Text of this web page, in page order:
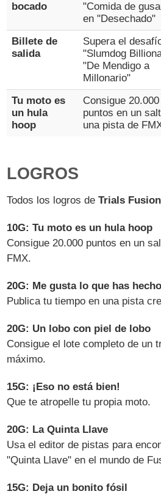
bocado
"Comida de
en "Desechado"
Billete de
salida
Supera el
"Slumdog
"De Mendigo a
Millonario"
Tu moto es
un hula
hoop
Consigue 20.000
puntos en un
una pista de
LOGROS
Todos los logros deTrials Fusion
10G: Tu moto es un hula hoop
Consigue 20.000 puntos en un
FMX.
20G: Me gusta lo que has hecho
Publica tu tiempo en una pista
20G: Un lobo con piel de lobo
Consigue el lote completo de un
máximo.
15G: ¡Eso no está bien!
Que te atropelle tu propia moto.
20G: La Quinta Llave
Usa el editor de pistas para
"Quinta Llave" en el mundo de
15G: Deja un bonito fósil